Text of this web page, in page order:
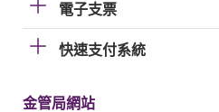
電子支票
快速支付系統
金管局網站